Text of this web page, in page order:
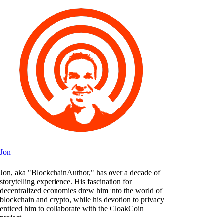
Jon
Jon, aka "BlockchainAuthor," has over a decade of
storytelling experience. His fascination for
decentralized economies drew him into the world of
blockchain and crypto, while his devotion to privacy
enticed him to collaborate with the CloakCoin